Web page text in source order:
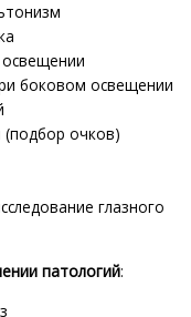
боковом освещении
очков)
глазного
патологий: